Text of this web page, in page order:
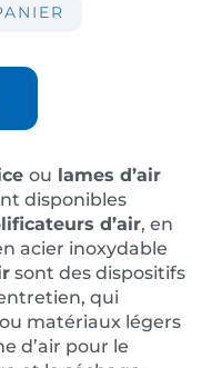
ou lames d’air
disponibles
d’air, en
acier inoxydable
sont des dispositifs
qui
matériaux légers
d’air pour le